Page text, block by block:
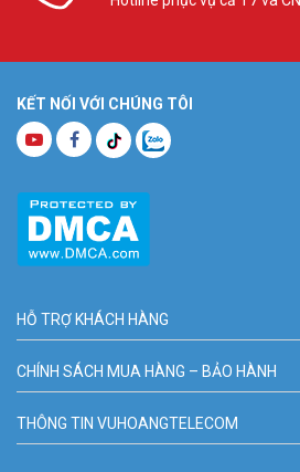
KẾT NỐI VỚI CHÚNG TÔI
HỖ TRỢ KHÁCH HÀNG
CHÍNH SÁCH MUA HÀNG – BẢO HÀNH
THÔNG TIN VUHOANGTELECOM